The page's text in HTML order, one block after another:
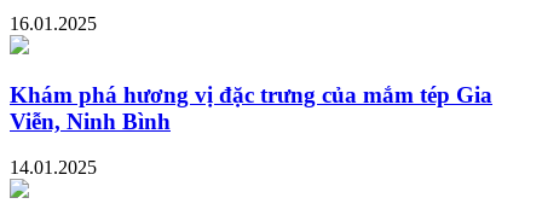
16.01.2025
Khám phá hương vị đặc trưng của mắm tép Gia
Viễn, Ninh Bình
14.01.2025